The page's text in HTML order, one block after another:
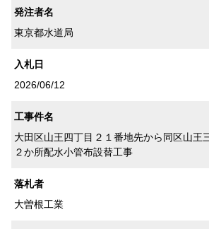
発注者名
東京都水道局
入札日
2026/06/12
工事件名
大田区山王四丁目２１番地先から同区山王
２か所配水小管布設替工事
落札者
大曽根工業